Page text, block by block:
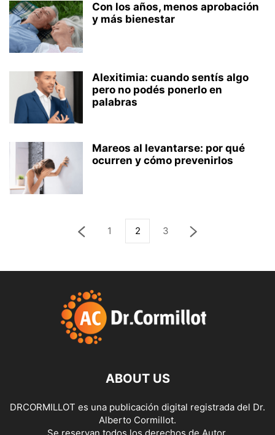
Con los años, menos aprobación
y más bienestar
Alexitimia: cuando sentís algo
pero no podés ponerlo en
palabras
Mareos al levantarse: por qué
ocurren y cómo prevenirlos
1 2 3
ABOUT US
DRCORMILLOT es una publicación digital registrada del Dr.
Alberto Cormillot.